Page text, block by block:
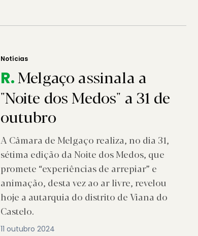
Notícias
R.Melgaço assinala a
"Noite dos Medos" a 31 de
outubro
A Câmara de Melgaço realiza, no dia 31,
sétima edição da Noite dos Medos, que
promete “experiências de arrepiar” e
animação, desta vez ao ar livre, revelou
hoje a autarquia do distrito de Viana do
Castelo.
11 outubro 2024